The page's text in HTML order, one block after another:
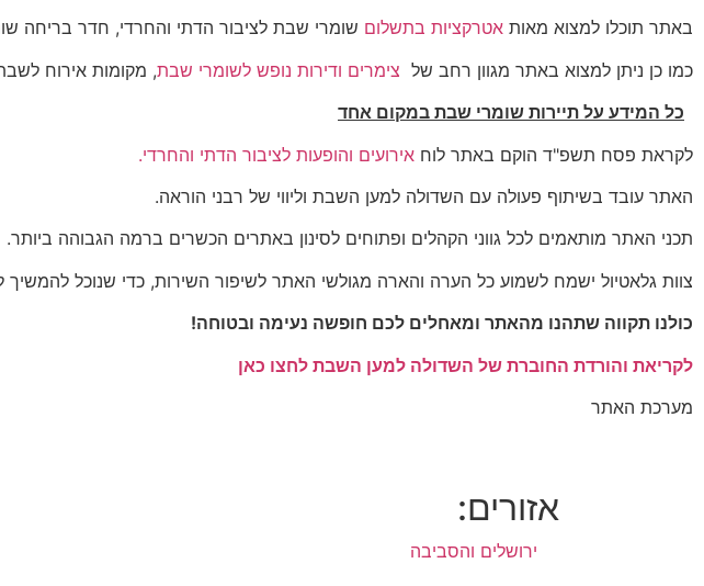
באתר תוכלו למצוא מאות אטרקציות בתשלום שומרי שבת לציבור הדתי והחרדי, חדר בריחה
כמו כן ניתן למצוא באתר מגוון רחב של צימרים ודירות נופש לשומרי שבת, מקומות אירוח
כל המידע על תיירות שומרי שבת במקום אחד
לקראת פסח תשפ"ד הוקם באתר לוח אירועים והופעות לציבור הדתי והחרדי.
האתר עובד בשיתוף פעולה עם השדולה למען השבת וליווי של רבני הוראה.
תכני האתר מותאמים לכל גווני הקהלים ופתוחים לסינון באתרים הכשרים ברמה הגבוהה ביותר.
צוות גלאטיול ישמח לשמוע כל הערה והארה מגולשי האתר לשיפור השירות, כדי שנוכל
כולנו תקווה שתהנו מהאתר ומאחלים לכם חופשה נעימה ובטוחה!
לקריאת והורדת החוברת של השדולה למען השבת לחצו כאן
מערכת האתר
אזורים:
ירושלים והסביבה